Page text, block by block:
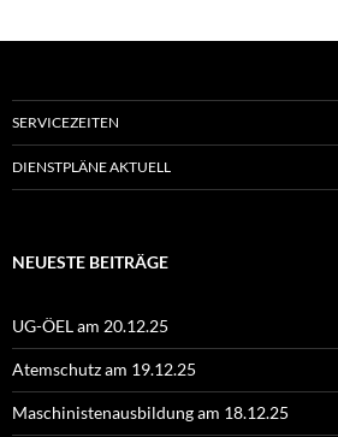
SERVICEZEITEN
DIENSTPLÄNE AKTUELL
NEUESTE BEITRÄGE
UG-ÖEL am 20.12.25
Atemschutz am 19.12.25
Maschinistenausbildung am 18.12.25